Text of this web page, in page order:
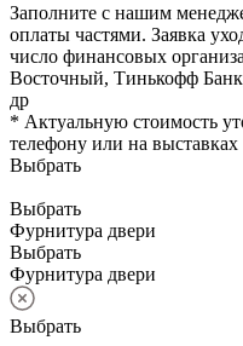
Заполните с нашим
оплаты частями. Заявка
число финансовых
Восточный, Тинькофф
др
* Актуальную стоимость
телефону или на выставках
Выбрать
Выбрать
Фурнитура двери
Выбрать
Фурнитура двери
Выбрать